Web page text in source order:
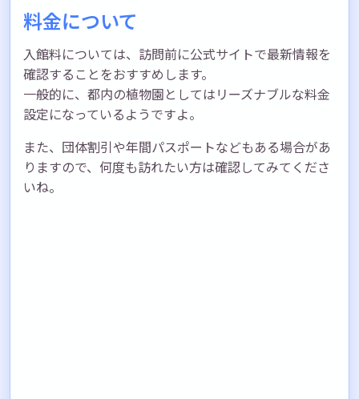
料金について
入館料については、訪問前に公式サイトで最新情報を
確認することをおすすめします。
一般的に、都内の植物園としてはリーズナブルな料金
設定になっているようですよ。
また、団体割引や年間パスポートなどもある場合があ
りますので、何度も訪れたい方は確認してみてくださ
いね。